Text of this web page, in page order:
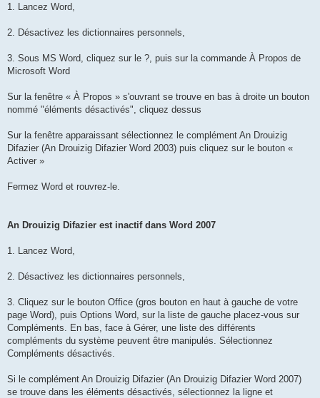
g
1. Lancez Word,
2. Désactivez les dictionnaires personnels,
3. Sous MS Word, cliquez sur le ?, puis sur la commande À Propos de
Microsoft Word
Sur la fenêtre « À Propos » s'ouvrant se trouve en bas à droite un bouton
nommé "éléments désactivés", cliquez dessus
Sur la fenêtre apparaissant sélectionnez le complément An Drouizig
Difazier (An Drouizig Difazier Word 2003) puis cliquez sur le bouton «
Activer »
Fermez Word et rouvrez-le.
An Drouizig Difazier est inactif dans Word 2007
1. Lancez Word,
2. Désactivez les dictionnaires personnels,
3. Cliquez sur le bouton Office (gros bouton en haut à gauche de votre
page Word), puis Options Word, sur la liste de gauche placez-vous sur
Compléments. En bas, face à Gérer, une liste des différents
compléments du système peuvent être manipulés. Sélectionnez
Compléments désactivés.
Si le complément An Drouizig Difazier (An Drouizig Difazier Word 2007)
se trouve dans les éléments désactivés, sélectionnez la ligne et